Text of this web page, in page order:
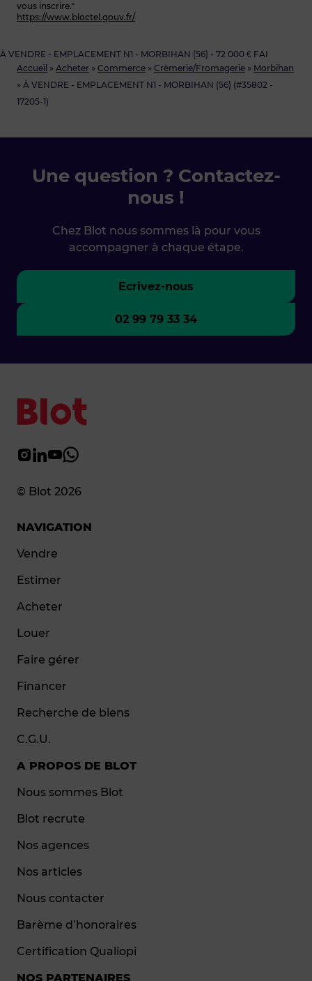
Accueil » Acheter » Commerce » Crèmerie/Fromagerie » Morbihan
» À VENDRE - EMPLACEMENT N1 - MORBIHAN (56) (#35802 -
17205-1)
À VENDRE - EMPLACEMENT N1 - MORBIHAN (56) - 72 000 € FAI
vous inscrire.“
https://www.bloctel.gouv.fr/
Une question ? Contactez-
nous !
Chez Blot nous sommes là pour vous
accompagner à chaque étape.
Ecrivez-nous
02 99 79 33 34
© Blot 2026
NAVIGATION
Vendre
Estimer
Acheter
Louer
Faire gérer
Financer
Recherche de biens
C.G.U.
A PROPOS DE BLOT
Nous sommes Blot
Blot recrute
Nos agences
Nos articles
Nous contacter
Barème d’honoraires
Certification Qualiopi
NOS PARTENAIRES